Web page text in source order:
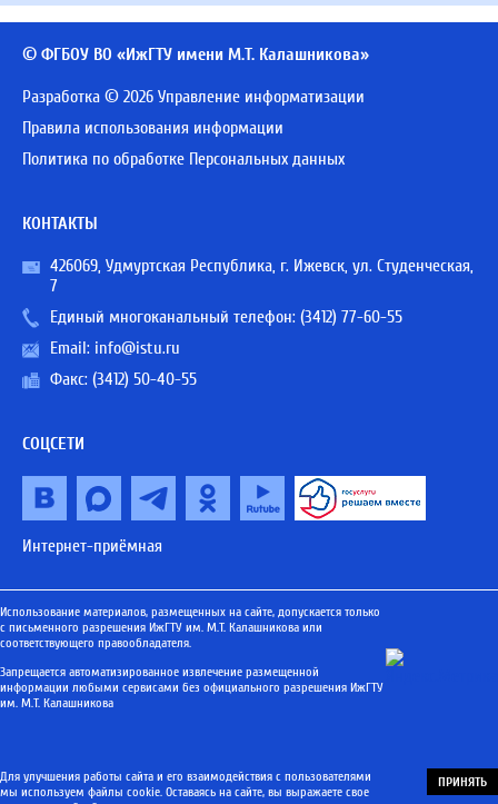
© ФГБОУ ВО «ИжГТУ имени М.Т. Калашникова»
Разработка © 2026 Управление информатизации
Правила использования информации
Политика по обработке Персональных данных
КОНТАКТЫ
426069, Удмуртская Республика, г. Ижевск, ул. Студенческая,
7
Единый многоканальный телефон: (3412) 77-60-55
Email: info@istu.ru
Факс: (3412) 50-40-55
СОЦСЕТИ
Интернет-приёмная
Использование материалов, размещенных на сайте, допускается только
с письменного разрешения ИжГТУ им. М.Т. Калашникова или
соответствующего правообладателя.
Запрещается автоматизированное извлечение размещенной
информации любыми сервисами без официального разрешения ИжГТУ
им. М.Т. Калашникова
Для улучшения работы сайта и его взаимодействия с пользователями
мы используем файлы cookie. Оставаясь на сайте, вы выражаете свое
ПРИНЯТЬ